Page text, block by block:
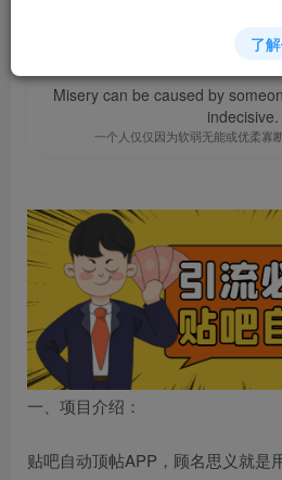
您当前未登录！建议
Misery can be caused by
indecisive.
一个人仅仅因为软弱无能或优柔寡
一、项目介绍：
贴吧自动顶帖APP，顾名思义就是
了